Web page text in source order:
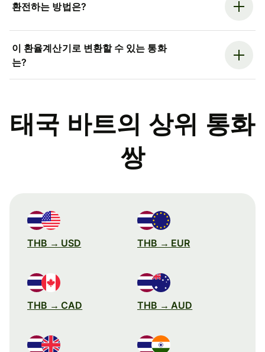
환전하는 방법은?
이 환율계산기로 변환할 수 있는 통화
는?
태국 바트의 상위 통화
쌍
THB → USD THB → EUR
THB → CAD THB → AUD